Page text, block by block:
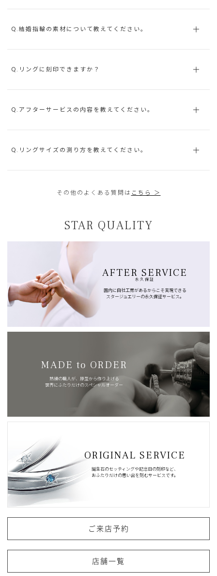
Q.結婚指輪の素材について教えてください。
Q.リングに刻印できますか？
Q.アフターサービスの内容を教えてください。
Q.リングサイズの測り方を教えてください。
その他のよくある質問は こちら ＞
STAR QUALITY
AFTER SERVICE
永久保証
国内に自社工房があるからこそ実現できる
スタージュエリーの永久保証サービス。
MADE to ORDER
熟練の職人が、原型から作り上げる
世界にふたりだけのスペシャルオーダー
ORIGINAL SERVICE
誕生石のセッティングや記念日の刻印など、
おふたりだけの思い出を刻むサービスです。
ご来店予約
店舗一覧